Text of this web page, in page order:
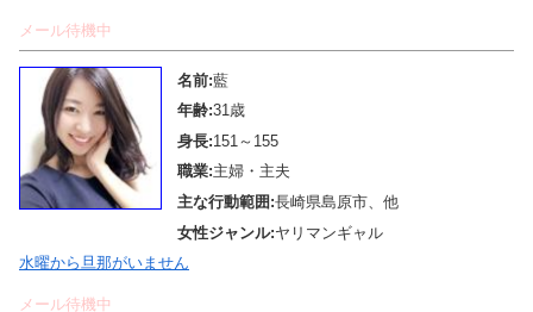
メール待機中
名前:藍
年齢:31歳
身長:151～155
職業:主婦・主夫
主な行動範囲:長崎県島原市、他
女性ジャンル:ヤリマンギャル
水曜から旦那がいません
メール待機中